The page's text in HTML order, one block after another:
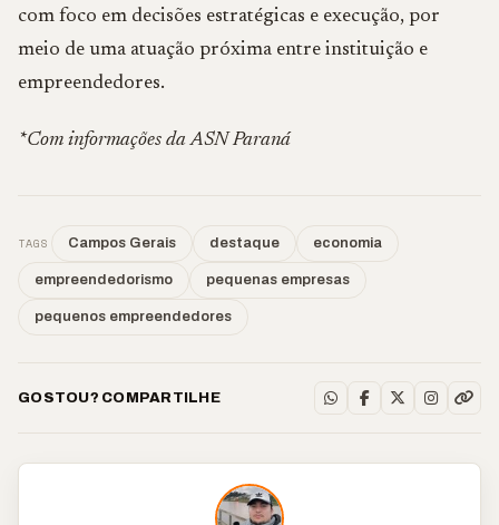
com foco em decisões estratégicas e execução, por
meio de uma atuação próxima entre instituição e
empreendedores.
*Com informações da ASN Paraná
TAGS Campos Gerais destaque economia
empreendedorismo pequenas empresas
pequenos empreendedores
GOSTOU? COMPARTILHE